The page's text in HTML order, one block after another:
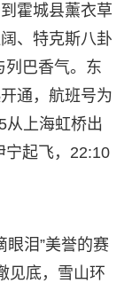
霍城县薰衣草
、特克斯八卦
列巴香气。东
通，航班号为
从上海虹桥出
宁起飞，22:10
眼泪”美誉的赛
见底，雪山环